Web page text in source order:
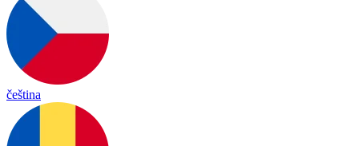
čeština